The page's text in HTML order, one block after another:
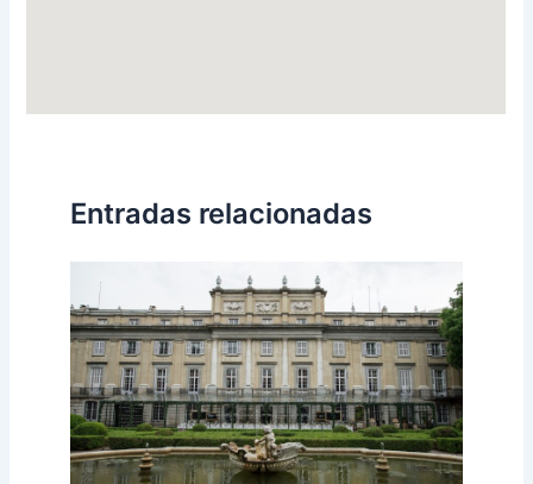
Entradas relacionadas